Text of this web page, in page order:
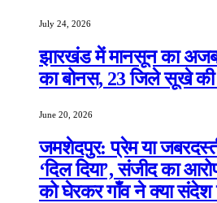
July 24, 2026
झारखंड में मानसून का अजब
का बोनस, 23 जिले सूखे की
June 20, 2026
जमशेदपुर: प्रेम या
‘दिल दिया’, संजीद का
को घेरकर गाँव ने क्या संदेश